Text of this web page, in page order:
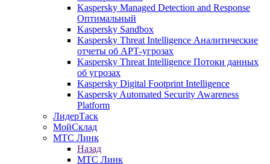
Kaspersky Managed Detection and Response
Оптимальный
Kaspersky Sandbox
Kaspersky Threat Intelligence Аналитические
отчеты об АРТ-угрозах
Kaspersky Threat Intelligence Потоки данных
об угрозах
Kaspersky Digital Footprint Intelligence
Kaspersky Automated Security Awareness
Platform
ЛидерТаск
МойСклад
МТС Линк
Назад
МТС Линк